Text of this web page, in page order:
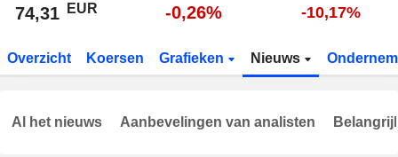
74,31 EUR -0,26% -10,17%
Overzicht Koersen Grafieken Nieuws
Al het nieuws Aanbevelingen van analisten